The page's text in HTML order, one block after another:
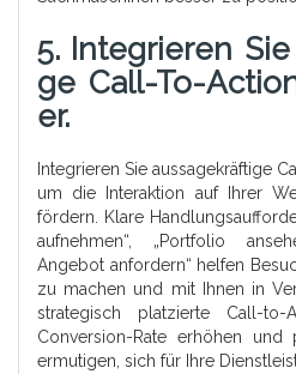
5. Integrieren
Ge Call-To-
Er.
Integrieren Sie aussagekräftige
um die Interaktion auf Ihrer
fördern. Klare
aufnehmen“, „Portfolio
Angebot anfordern“ helfen
zu machen und mit Ihnen in
strategisch platzierte Call-
Conversion-Rate erhöhen
ermutigen, sich für Ihre